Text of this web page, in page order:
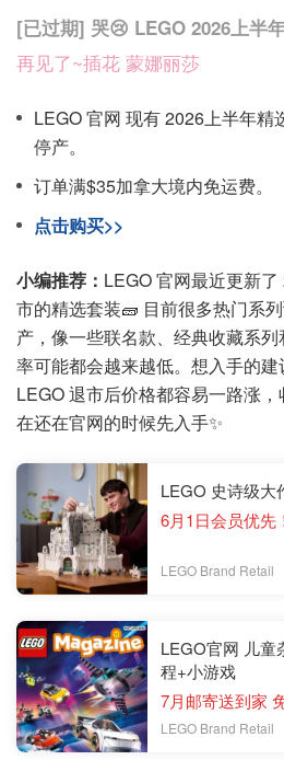
[已过期] 哭😢 LEGO 2026上半
再见了~插花 蒙娜丽莎
LEGO 官网 现有 2026上半年精
停产。
订单满$35加拿大境内免运费。
点击购买>>
小编推荐： LEGO 官网最近更新
市的精选套装🧱 目前很多热门系
产，像一些联名款、经典收藏系
率可能都会越来越低。想入手的
LEGO 退市后价格都容易一路涨
在还在官网的时候先入手✨
LEGO 史诗级大
6月1日会员优先
LEGO Brand Retail
LEGO官网 儿童
程+小游戏
7月邮寄送到家
LEGO Brand Retail